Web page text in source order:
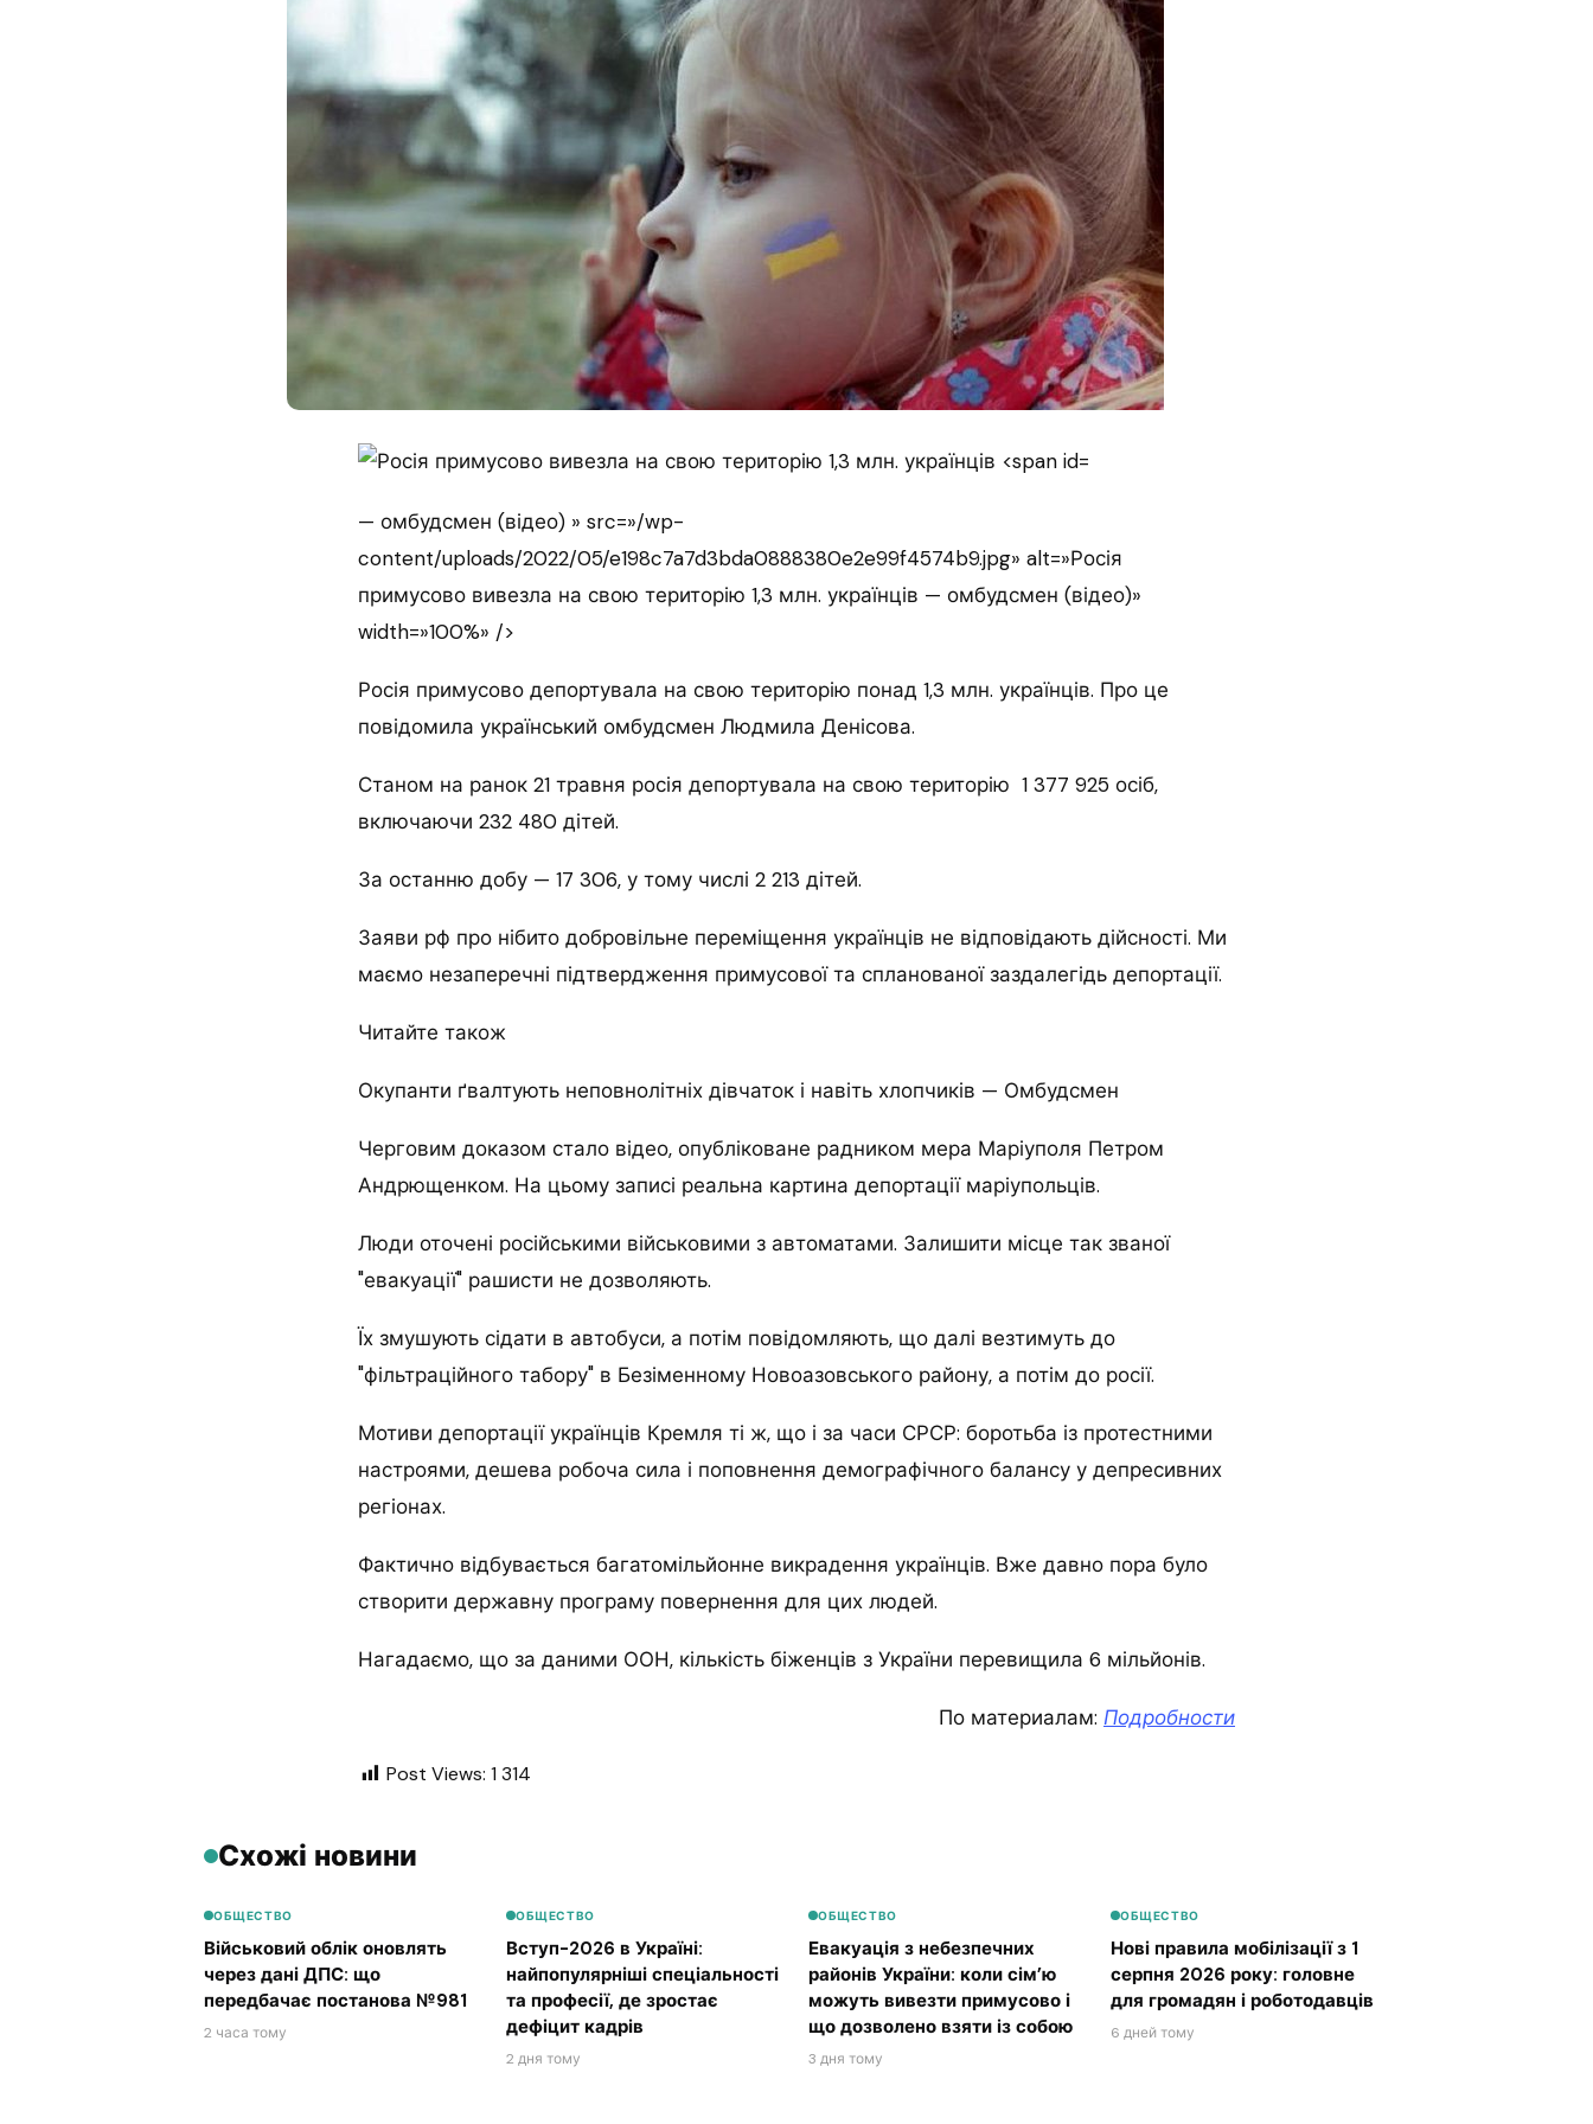
— омбудсмен (відео) » src=»/wp-
content/uploads/2022/05/e198c7a7d3bda0888380e2e99f4574b9.jpg» alt=»Росія
примусово вивезла на свою територію 1,3 млн. українців — омбудсмен (відео)»
width=»100%» />
Росія примусово депортувала на свою територію понад 1,3 млн. українців. Про це
повідомила український омбудсмен Людмила Денісова.
Станом на ранок 21 травня росія депортувала на свою територію 1 377 925 осіб,
включаючи 232 480 дітей.
За останню добу — 17 306, у тому числі 2 213 дітей.
Заяви рф про нібито добровільне переміщення українців не відповідають дійсності. Ми
маємо незаперечні підтвердження примусової та спланованої заздалегідь депортації.
Читайте також
Окупанти ґвалтують неповнолітніх дівчаток і навіть хлопчиків — Омбудсмен
Черговим доказом стало відео, опубліковане радником мера Маріуполя Петром
Андрющенком. На цьому записі реальна картина депортації маріупольців.
Люди оточені російськими військовими з автоматами. Залишити місце так званої
"евакуації" рашисти не дозволяють.
Їх змушують сідати в автобуси, а потім повідомляють, що далі везтимуть до
"фільтраційного табору" в Безіменному Новоазовського району, а потім до росії.
Мотиви депортації українців Кремля ті ж, що і за часи СРСР: боротьба із протестними
настроями, дешева робоча сила і поповнення демографічного балансу у депресивних
регіонах.
Фактично відбувається багатомільйонне викрадення українців. Вже давно пора було
створити державну програму повернення для цих людей.
Нагадаємо, що за даними ООН, кількість біженців з України перевищила 6 мільйонів.
По материалам: Подробности
Post Views: 1 314
Схожі новини
ОБЩЕСТВО
Військовий облік оновлять
через дані ДПС: що
передбачає постанова №981
2 часа тому
ОБЩЕСТВО
Вступ-2026 в Україні:
найпопулярніші спеціальності
та професії, де зростає
дефіцит кадрів
2 дня тому
ОБЩЕСТВО
Евакуація з небезпечних
районів України: коли сім’ю
можуть вивезти примусово і
що дозволено взяти із собою
3 дня тому
ОБЩЕСТВО
Нові правила мобілізації з 1
серпня 2026 року: головне
для громадян і роботодавців
6 дней тому